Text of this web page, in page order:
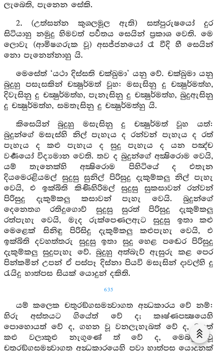
ලැබෙති, පැනෙන සේකි.
2. (උත්සන්න කුශලමූල ඇති) සත්පුරුෂයෝ දුර
සිටියාහු නමුදු හිමවත් පර්‍වතය සෙයින් ප්‍රකාශ වෙති. මෙ
ලොවැ (ආමිෂගරුක වූ) අසජ්ජනයෝ රෑ වීදි හී සෙයින්
නො පැනෙන්නාහු යි.
මෙසේත් ‘යථා දිස්සති චක්ඛුමා’ යනු වේ. චක්ඛුමා යනු
බුදුහු පසැසකින් චක්‍ෂුර්මත් වූහ: මසැසිනු දු චක්‍ෂුර්මත්හ,
දිවැසිනු දු චක්‍ෂුර්මත්හ, පැනැසිනු දු චක්‍ෂුර්මත්හ, බුදුඇසිනු
දු චක්‍ෂුර්මත්හ, සමතැසිනු දු චක්‍ෂුර්මත්හු යි.
කිසෙයින් බුදුහු මසැසිනු දු චක්‍ෂුර්මත් වූහ යත්:
බුදුන්ගේ මසැස්හි නිල් පැහැය ද රන්වන් පැහැය ද රත්
පැහැය ද කළු පැහැය ද සුදු පැහැය ද යන පඤ්ච
වර්‍ණයෝ විද්‍යමාන වෙති. තව ද බුදුන්ගේ අක්‍ෂිරොම වෙයි,
යම් තැනෙක්හි අක්‍ෂිරොම පිහිටියේ ද එතැන
දියමෙරළියමල් සුදුසු සුනිල් පිරිසුදු දැකුම්කලු නිල් පැහැ
වෙයි, එ ඉක්බිති කිණිහිරිමල් සුදුසු සුකසාවන් රන්වන්
පිරිසුදු දැකුම්කලු කසාවන් පැහැ වෙයි. බුදුන්ගේ
දෙනෙතග රතිදුගොව් සුදුසු සුරත් පිරිසුදු දැකුම්කලු
රත්පැහැ වෙයි, මැද රුක්පෙණලඇට සුදුසු ඉතා කළු
මෙළෙක් සිනිඳු පිරිසිදු දැකුම්කලු කළුපැහැ වෙයි, එ
ඉක්බිති දවහත්තරු සුදුසු ඉතා සුදු හෙළ පඬෙර පිරිසුදු
දැකුම්කලු සුදුපැහැ වේ. බුදුහු අත්බැව් ඇසුරු කළ පෙර
පින්කමින් උපන් ඒ පස්පෑ දිස්නා පියවි මසැසින් දාවල්හි දු
රැයිදු හාත්පස සියක් යොදුන් දකිති.
635
යම් කලෙක චතුරඞ්ගසමන්‍වාගත අන්‍ධකාරය වේ නම්:
හිරු අස්තයට ගියේත් වේ ද; කෘෂ්ණපක්‍ෂයෙහි
පොහොයත් වේ ද, ගහන වූ වනලැහැබත් වේ ද, මහත්
කළු වලාකුළු නැගුණේ ත් වේ ද, මෙබඳු වූ
චතුරඞ්ගසමන්‍වාගත අන්‍ධකාරයෙහි පවා හාත්පස යොදුනක්